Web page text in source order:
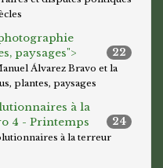
paysages">
22
Álvarez Bravo et la
plantes, paysages
à la
24
4 - Printemps
à la terreur